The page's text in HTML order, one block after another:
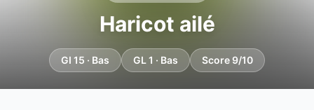
Haricot ailé
GI 15 · Bas GL 1 · Bas Score 9/10